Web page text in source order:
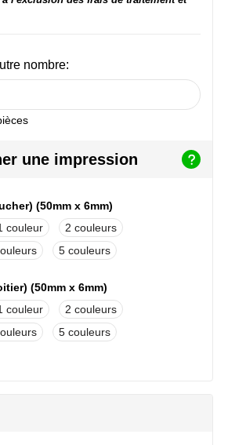
nombre:
une impression
(50mm x 6mm)
2
5
(50mm x 6mm)
2
5